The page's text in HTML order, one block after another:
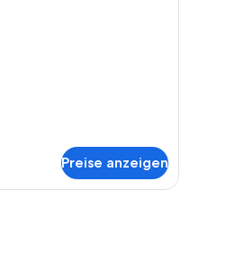
Preise anzeigen